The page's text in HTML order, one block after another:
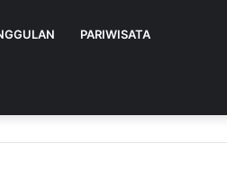
PARIWISATA